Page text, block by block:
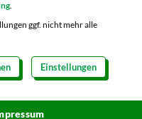
Datenschutz
Impressum
.
ggf. nicht mehr alle
Einstellungen